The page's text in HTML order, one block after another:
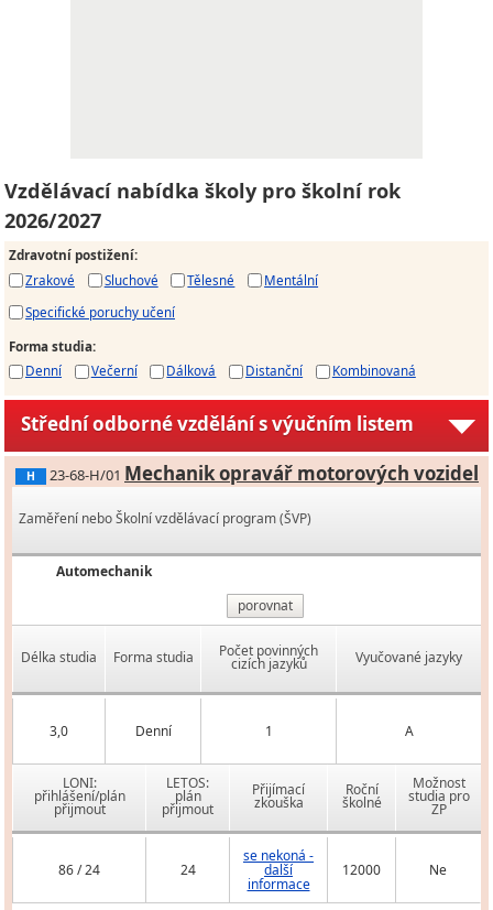
Vzdělávací nabídka školy pro školní rok
2026/2027
Zdravotní postižení:
Zrakové
Sluchové Tělesné
Mentální
Specifické poruchy učení
Forma studia:
Denní
Večerní Dálková Distanční Kombinovaná
Střední odborné vzdělání s výučním listem
H 23-68-H/01 Mechanik opravář motorových vozidel
Zaměření nebo Školní vzdělávací program (ŠVP)
Automechanik
porovnat
Délka studia Forma studia Počet povinných
cizích jazyků Vyučované jazyky
3,0 Denní 1 A
LONI:
přihlášení/plán
přijmout
LETOS:
plán
přijmout
Přijímací
zkouška
Roční
školné
Možnost
studia pro
ZP
86 / 24 24
se nekoná -
další
informace
12000 Ne